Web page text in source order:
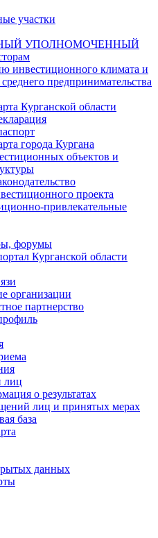
участки
УПОЛНОМОЧЕННЫЙ
инвестиционного климата и
предпринимательства
Курганской области
города Кургана
объектов и
проекта
привлекательные
форумы
Курганской области
организации
партнерство
лиц
о результатах
лиц и принятых мерах
база
данных